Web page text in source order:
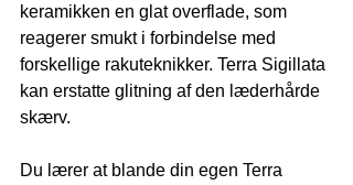
keramikken en glat overflade, som
reagerer smukt i forbindelse med
forskellige rakuteknikker. Terra Sigillata
kan erstatte glitning af den læderhårde
skærv.
Du lærer at blande din egen Terra